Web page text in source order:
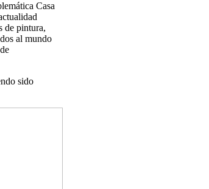
Casa
de pintura,
al mundo
sido